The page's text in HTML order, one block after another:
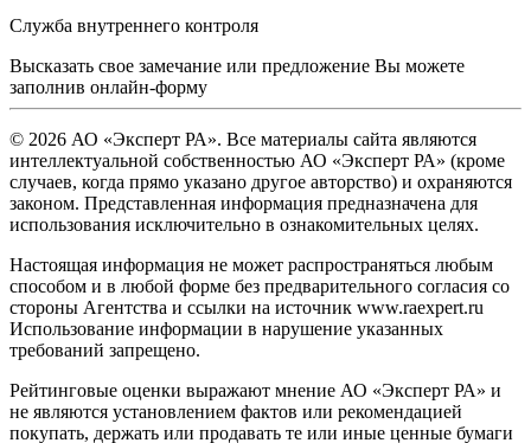
Служба внутреннего контроля
Высказать свое замечание или предложение Вы можете
заполнив онлайн-форму
© 2026 АО «Эксперт РА». Все материалы сайта являются
интеллектуальной собственностью АО «Эксперт РА» (кроме
случаев, когда прямо указано другое авторство) и охраняются
законом. Представленная информация предназначена для
использования исключительно в ознакомительных целях.
Настоящая информация не может распространяться любым
способом и в любой форме без предварительного согласия со
стороны Агентства и ссылки на источник www.raexpert.ru
Использование информации в нарушение указанных
требований запрещено.
Рейтинговые оценки выражают мнение АО «Эксперт РА» и
не являются установлением фактов или рекомендацией
покупать, держать или продавать те или иные ценные бумаги